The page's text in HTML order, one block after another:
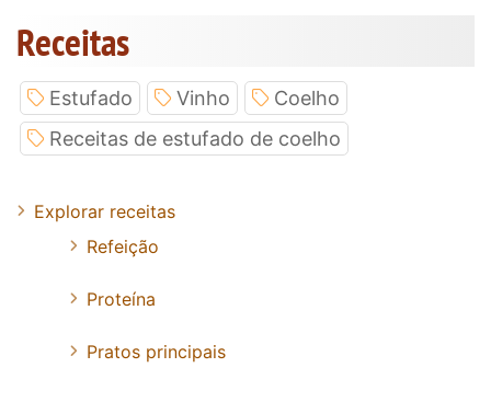
Receitas
Estufado Vinho
Coelho
Receitas de estufado de coelho
Explorar receitas
Refeição
Proteína
Pratos principais